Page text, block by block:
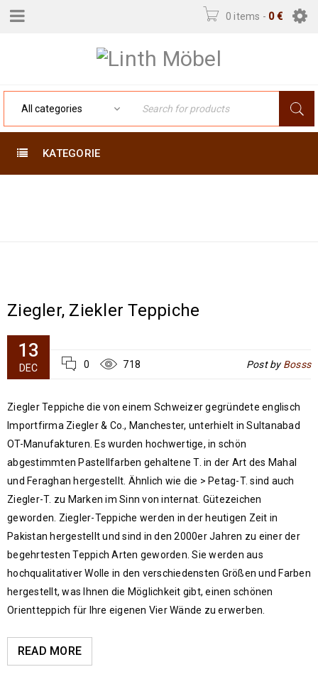
0 items - 0€
KATEGORIE
Ziegler, Ziekler Teppiche
13
DEC 0 718 Post by Bosss
Ziegler Teppiche die von einem Schweizer gegründete englisch
Importfirma Ziegler & Co., Manchester, unterhielt in Sultanabad
OT-Manufakturen. Es wurden hochwertige, in schön
abgestimmten Pastellfarben gehaltene T. in der Art des Mahal
und Feraghan hergestellt. Ähnlich wie die > Petag-T. sind auch
Ziegler-T. zu Marken im Sinn von internat. Gütezeichen
geworden. Ziegler-Teppiche werden in der heutigen Zeit in
Pakistan hergestellt und sind in den 2000er Jahren zu einer der
begehrtesten Teppich Arten geworden. Sie werden aus
hochqualitativer Wolle in den verschiedensten Größen und Farben
hergestellt, was Ihnen die Möglichkeit gibt, einen schönen
Orientteppich für Ihre eigenen Vier Wände zu erwerben.
READ MORE